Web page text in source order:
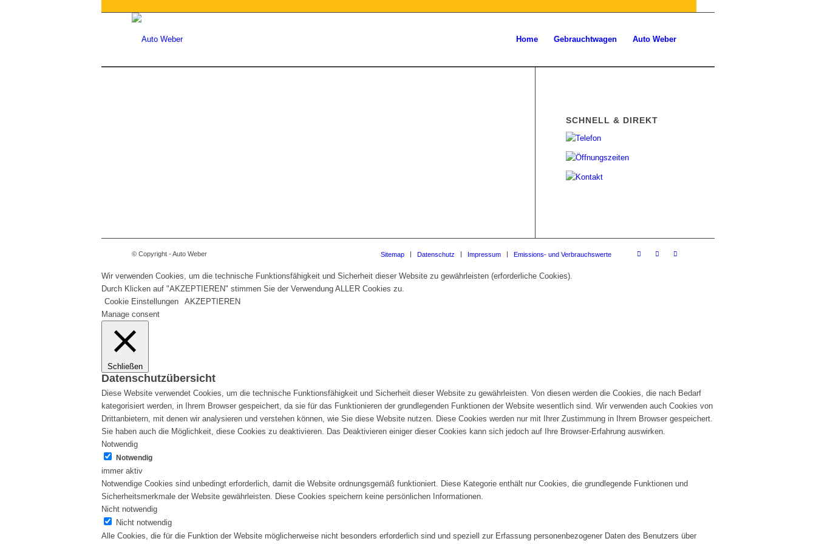
Home Gebrauchtwagen Auto Weber
SCHNELL & DIREKT
© Copyright - Auto Weber Sitemap Datenschutz Impressum Emissions- und Verbrauchswerte
Wir verwenden Cookies, um die technische Funktionsfähigkeit und Sicherheit dieser Website zu gewährleisten (erforderliche Cookies).
Durch Klicken auf "AKZEPTIEREN" stimmen Sie der Verwendung ALLER Cookies zu.
Cookie Einstellungen
AKZEPTIEREN
Manage consent
Schließen
Datenschutzübersicht
Diese Website verwendet Cookies, um die technische Funktionsfähigkeit und Sicherheit dieser Website zu gewährleisten. Von diesen werden die Cookies, die nach Bedarf
kategorisiert werden, in Ihrem Browser gespeichert, da sie für das Funktionieren der grundlegenden Funktionen der Website wesentlich sind. Wir verwenden auch Cookies von
Drittanbietern, mit denen wir analysieren und verstehen können, wie Sie diese Website nutzen. Diese Cookies werden nur mit Ihrer Zustimmung in Ihrem Browser gespeichert.
Sie haben auch die Möglichkeit, diese Cookies zu deaktivieren. Das Deaktivieren einiger dieser Cookies kann sich jedoch auf Ihre Browser-Erfahrung auswirken.
Notwendig
Notwendig
immer aktiv
Notwendige Cookies sind unbedingt erforderlich, damit die Website ordnungsgemäß funktioniert. Diese Kategorie enthält nur Cookies, die grundlegende Funktionen und
Sicherheitsmerkmale der Website gewährleisten. Diese Cookies speichern keine persönlichen Informationen.
Nicht notwendig
Nicht notwendig
Alle Cookies, die für die Funktion der Website möglicherweise nicht besonders erforderlich sind und speziell zur Erfassung personenbezogener Daten des Benutzers über